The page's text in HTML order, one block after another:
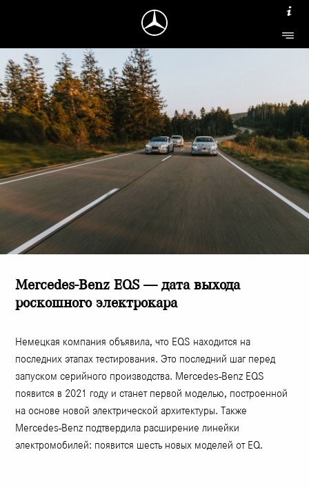
Mercedes-Benz EQS — дата выхода
роскошного электрокара
Немецкая компания объявила, что EQS находится на
последних этапах тестирования. Это последний шаг перед
запуском серийного производства. Mercedes-Benz EQS
появится в 2021 году и станет первой моделью, построенной
на основе новой электрической архитектуры. Также
Mercedes-Benz подтвердила расширение линейки
электромобилей: появится шесть новых моделей от EQ.